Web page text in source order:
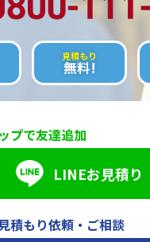
見積もり
無料!
プで友達追加
LINEお見積り
積もり依頼・ご相談